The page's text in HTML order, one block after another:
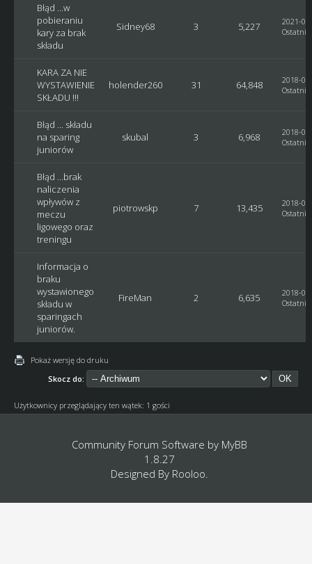
Błąd ...w
pobieraniu
kary za brak
składu
Sidney68 3 5,227
2021-
Ostatni
KARA ZA NIE
WYSTAWIENIE
SKŁADU !!!
holender260 31 64,848
2018-
Ostatni
Błąd ... składu
na sparing
juniorów
skubal 3 6,968
2018-
Ostatni
Błąd ...brak
naliczenia
wpływów z
meczu
ligowego oraz
treningu
piotrowskp 7 13,435
2018-
Ostatni
Informacja o
braku
wystawionego
składu w
sparingach
juniorów.
FireMan 2 6,635
2018-
Ostatni
Pokaż wersję do druku
Skocz do:
Użytkownicy przeglądający ten wątek: 1 gości
Community Forum Software by MyBB
1.8.27
Designed By Rooloo